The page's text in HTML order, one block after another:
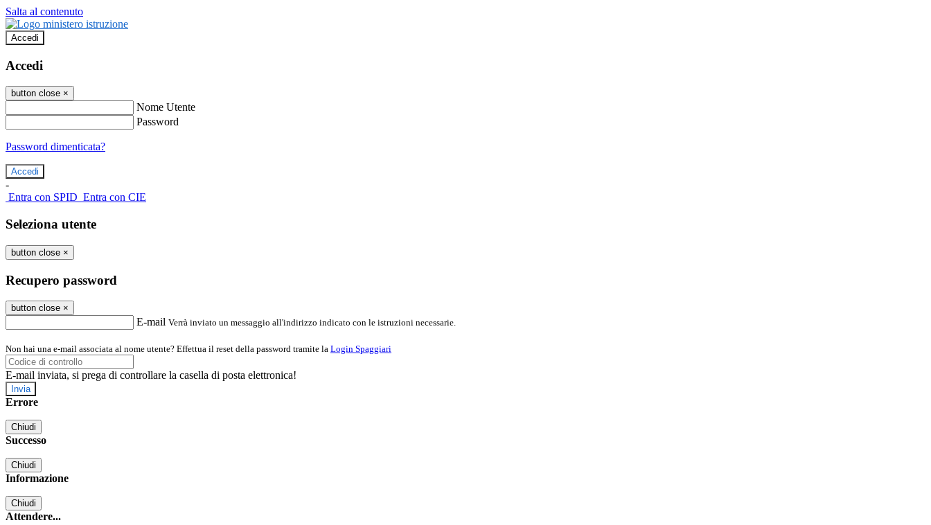
Salta al contenuto
Accedi
Accedi
button close ×
Nome Utente
Password
Password dimenticata?
-
Entra con SPID Entra con CIE
Seleziona utente
button close ×
Recupero password
button close ×
E-mail Verrà inviato un messaggio all'indirizzo indicato con le istruzioni necessarie.
Non hai una e-mail associata al nome utente? Effettua il reset della password tramite la Login Spaggiari
E-mail inviata, si prega di controllare la casella di posta elettronica!
Errore
Chiudi
Successo
Chiudi
Informazione
Chiudi
Attendere...